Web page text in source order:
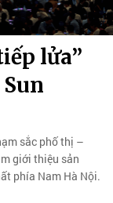
lửa”
sắc phố thị –
giới thiệu sản
phía Nam Hà Nội.